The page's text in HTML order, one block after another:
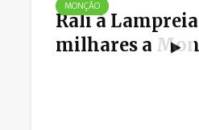
MONÇÃO
Rali à
milhares a